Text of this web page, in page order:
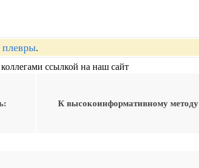
.
ссылкой на наш сайт
К высокоинформативному